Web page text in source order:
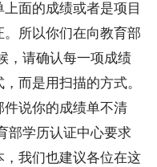
面的成绩或者是项目
所以你们在向教育部
，请确认每一项成绩
而是用扫描的方式。
说你的成绩单不清
部学历认证中心要求
我们也建议各位在这